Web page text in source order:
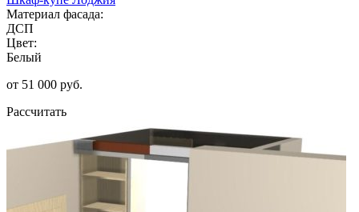
Материал фасада:
ДСП
Цвет:
Белый
от 51 000 руб.
Рассчитать